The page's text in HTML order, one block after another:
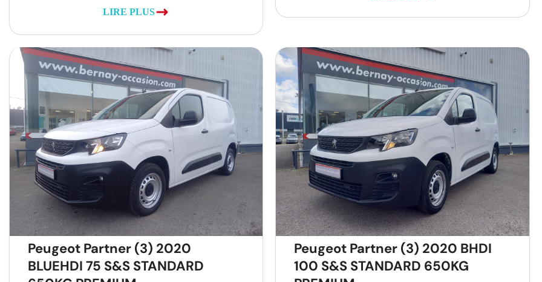
LIRE PLUS
Peugeot Partner (3) 2020
BLUEHDI 75 S&S STANDARD
Peugeot Partner (3) 2020 BHDI
100 S&S STANDARD 650KG